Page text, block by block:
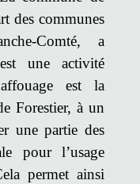
des communes
Comté, a
une activité
est la
Forestier, à un
une partie des
pour l’usage
permet ainsi